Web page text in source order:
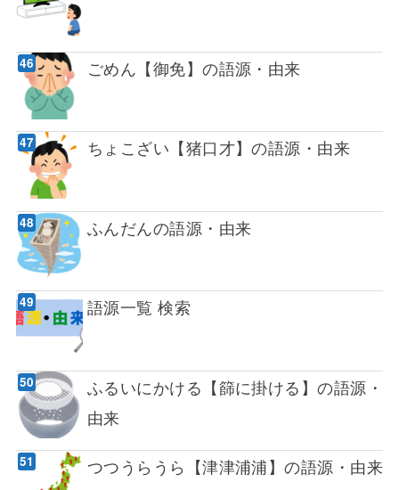
ごめん【御免】の語源・由来
ちょこざい【猪口才】の語源・由来
ふんだんの語源・由来
語源一覧 検索
ふるいにかける【篩に掛ける】の語源・
由来
つつうらうら【津津浦浦】の語源・由来